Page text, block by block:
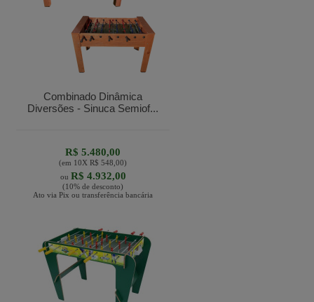
Combinado Dinâmica
Diversões - Sinuca Semiof...
R$ 5.480,00
(em 10XR$ 548,00)
ou R$ 4.932,00
(10% de desconto)
Ato via Pix ou transferência bancária